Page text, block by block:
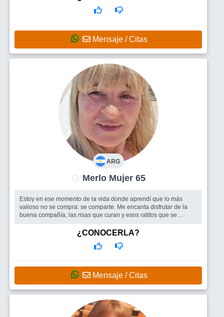
Mensaje / Citas
ARG
Merlo Mujer 65
Estoy en ese momento de la vida donde aprendí que lo más
valioso no se compra: se comparte. Me encanta disfrutar de la
buena compañía, las risas que curan y esos ratitos que se
¿CONOCERLA?
Mensaje / Citas